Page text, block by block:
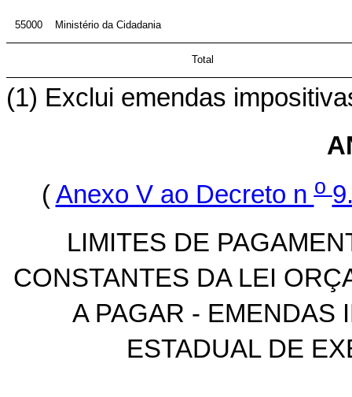
55000 Ministério da Cidadania
Total
(1) Exclui emendas
(Anexo V ao Decreto no
LIMITES DE
CONSTANTES DA LEI
A PAGAR - EMENDAS
ESTADUAL DE